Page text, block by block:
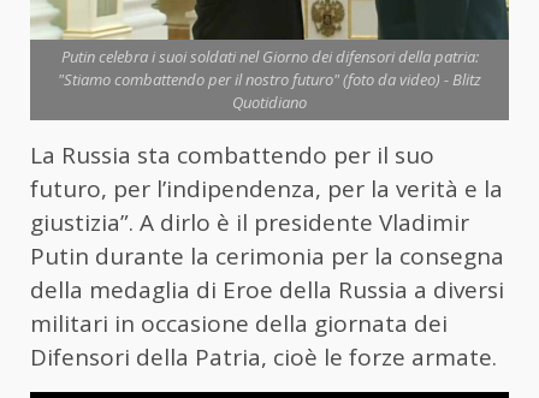
Putin celebra i suoi soldati nel Giorno dei difensori della patria:
"Stiamo combattendo per il nostro futuro" (foto da video) - Blitz
Quotidiano
La Russia sta combattendo per il suo
futuro, per l’indipendenza, per la verità e la
giustizia”. A dirlo è il presidente Vladimir
Putin durante la cerimonia per la consegna
della medaglia di Eroe della Russia a diversi
militari in occasione della giornata dei
Difensori della Patria, cioè le forze armate.